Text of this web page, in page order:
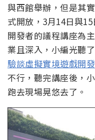
與西館舉辦，但是其
式開放，3月14日與
開發者的議程講座為
業且深入，小編光聽
驗談虛擬實境遊戲開
不行，聽完講座後，
跑去現場晃悠去了。